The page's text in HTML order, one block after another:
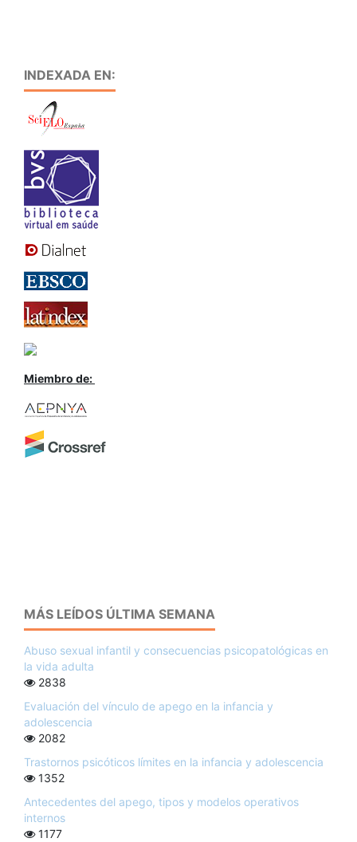
INDEXADA EN:
Miembro de:
MÁS LEÍDOS ÚLTIMA SEMANA
Abuso sexual infantil y consecuencias psicopatológicas en
la vida adulta
2838
Evaluación del vínculo de apego en la infancia y
adolescencia
2082
Trastornos psicóticos límites en la infancia y adolescencia
1352
Antecedentes del apego, tipos y modelos operativos
internos
1177